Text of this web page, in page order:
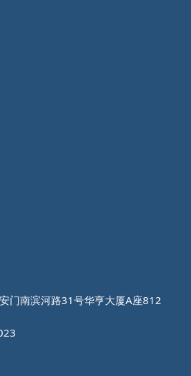
门南滨河路31号华亨大厦A座812